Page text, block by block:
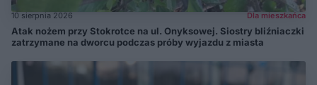
10 sierpnia 2026 Dla mieszkańca
Atak nożem przy Stokrotce na ul. Onyksowej. Siostry bliźniaczki
zatrzymane na dworcu podczas próby wyjazdu z miasta